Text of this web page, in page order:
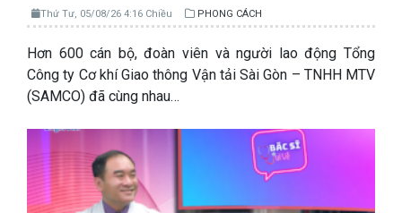
Thứ Tư, 05/08/26 4:16 Chiều PHONG CÁCH
Hơn 600 cán bộ, đoàn viên và người lao động Tổng
Công ty Cơ khí Giao thông Vận tải Sài Gòn – TNHH MTV
(SAMCO) đã cùng nhau…